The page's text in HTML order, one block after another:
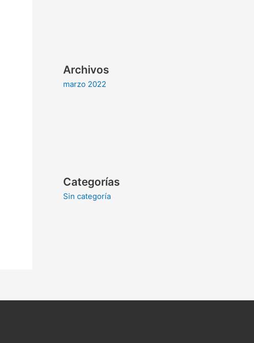
Archivos
marzo 2022
Categorías
Sin categoría